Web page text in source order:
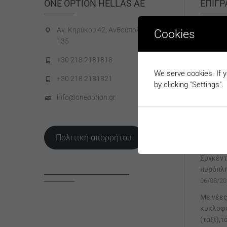
ONE OPTION HELLAS AE
Αγ. Κηρύκου 42, Ανθούπολη, 12
135
+30 218 2181818
+30 218 2181821
info@oneoption.gr
Πολιτική απορρήτου
Οι
06/08/
Με νέες
Cookies
We serve cookies. If
by clicking "Settings".